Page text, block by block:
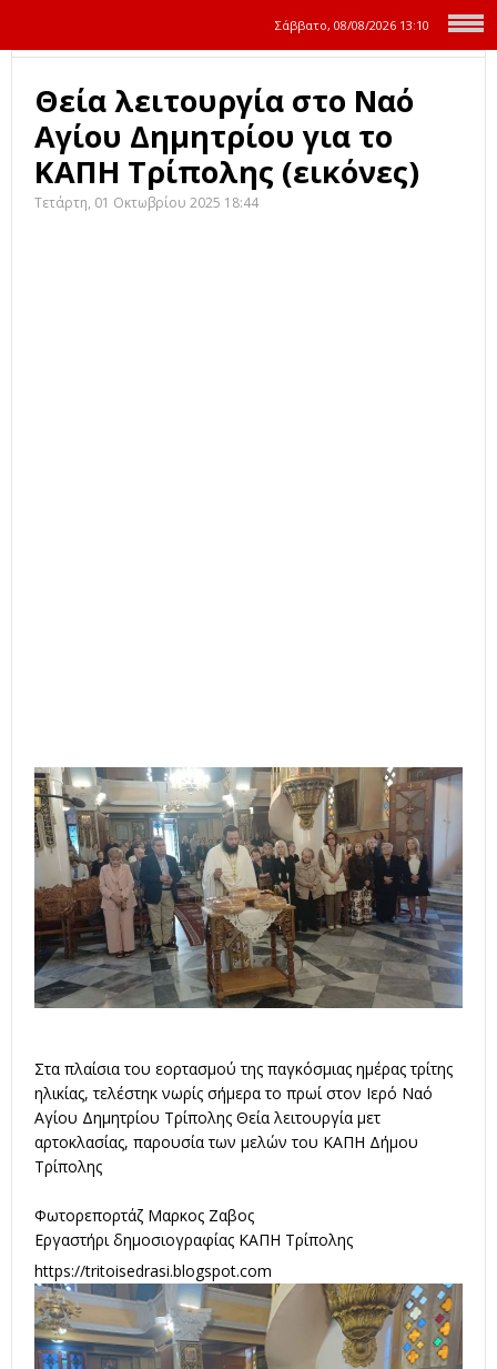
Σάββατο, 08/08/2026 13:10
Θεία λειτουργία στο Ναό
Αγίου Δημητρίου για το
ΚΑΠΗ Τρίπολης (εικόνες)
Τετάρτη, 01 Οκτωβρίου 2025 18:44
Στα πλαίσια του εορτασμού της παγκόσμιας ημέρας τρίτης
ηλικίας, τελέστηκ νωρίς σήμερα το πρωί στον Ιερό Ναό
Αγίου Δημητρίου Τρίπολης Θεία λειτουργία μετ
αρτοκλασίας, παρουσία των μελών του ΚΑΠΗ Δήμου
Τρίπολης
Φωτορεπορτάζ Μαρκος Ζαβος
Εργαστήρι δημοσιογραφίας ΚΑΠΗ Τρίπολης
https://tritoisedrasi.blogspot.com